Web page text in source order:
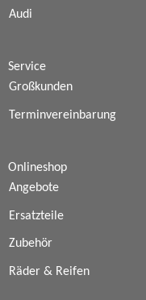
Audi
Service
Großkunden
Terminvereinbarung
Onlineshop
Angebote
Ersatzteile
Zubehör
Räder & Reifen